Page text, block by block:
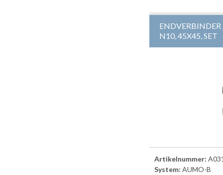
ENDVERBINDER
N10, 45X45, SET
Artikelnummer:
System: AUMO-B